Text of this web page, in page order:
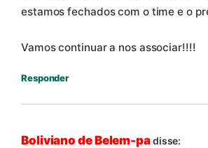
estamos fechados com o time e o
Vamos continuar a nos associar!!!!
Responder
Boliviano de Belem-padisse: